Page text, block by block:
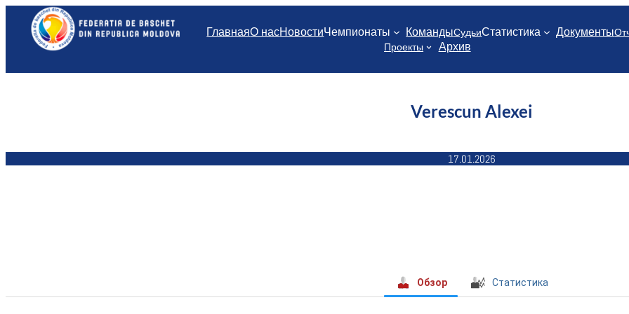
Перейти
содержимому
ГлавнаяО насНовостиЧемпионаты КомандыСудьиСтатистика Документы
Проекты
Архив
Verescun Alexei
17.01.2026
Обзор Статистика